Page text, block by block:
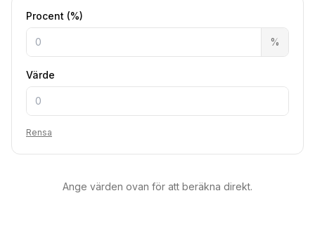
Procent (%)
%
Värde
Rensa
Ange värden ovan för att beräkna direkt.